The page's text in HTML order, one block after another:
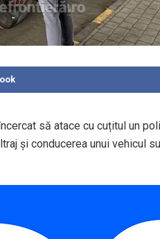
să atace cu cuțitul un
și conducerea unui vehicul